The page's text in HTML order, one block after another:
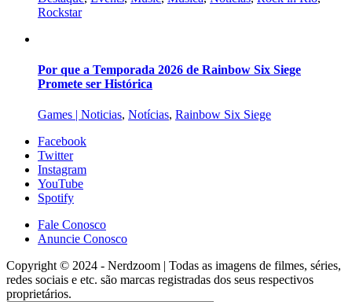
Rockstar
Por que a Temporada 2026 de Rainbow Six Siege
Promete ser Histórica
Games | Noticias, Notícias, Rainbow Six Siege
Facebook
Twitter
Instagram
YouTube
Spotify
Fale Conosco
Anuncie Conosco
Copyright © 2024 - Nerdzoom | Todas as imagens de filmes, séries,
redes sociais e etc. são marcas registradas dos seus respectivos
proprietários.